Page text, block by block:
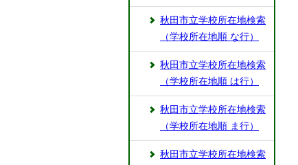
秋田市立学校所在地検索
（学校所在地順 な行）
秋田市立学校所在地検索
（学校所在地順 は行）
秋田市立学校所在地検索
（学校所在地順 ま行）
秋田市立学校所在地検索